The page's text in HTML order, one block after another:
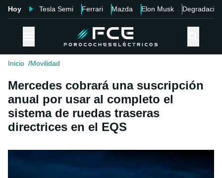
Hoy Tesla Semi Ferrari Mazda Elon Musk Degradación
Inicio Movilidad
Mercedes cobrará una suscripción
anual por usar al completo el
sistema de ruedas traseras
directrices en el EQS